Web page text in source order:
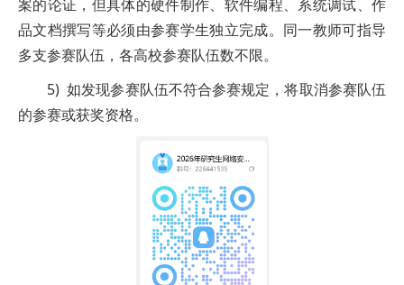
案的论证，但具体的硬件制作、软件编程、系统调试、作
品文档撰写等必须由参赛学生独立完成。同一教师可指导
多支参赛队伍，各高校参赛队伍数不限。
5) 如发现参赛队伍不符合参赛规定，将取消参赛队伍
的参赛或获奖资格。